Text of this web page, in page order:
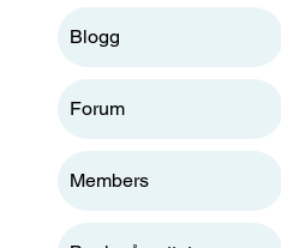
Blogg
Forum
Members